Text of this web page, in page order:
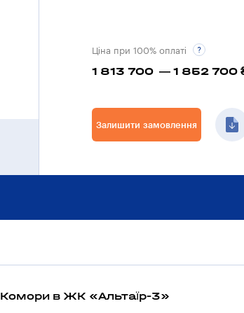
Ціна при 100% оплаті
1 813 700 — 1 852 700
Залишити замовлення
Комори в ЖК «Альтаїр-3»